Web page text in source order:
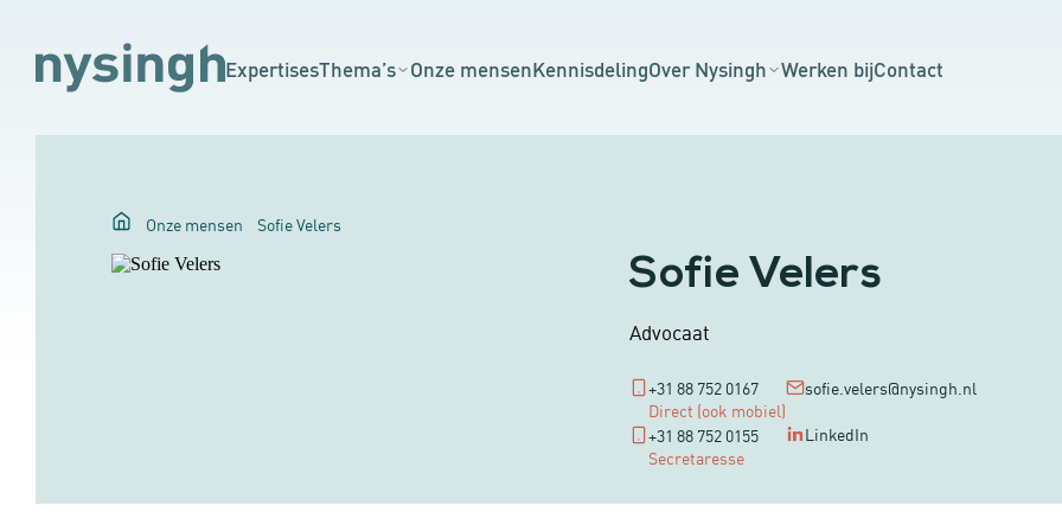
ExpertisesThema’s Onze mensenKennisdelingOver Nysingh Werken bijContact
Onze mensen Sofie Velers
Sofie Velers
Advocaat
+31 88 752 0167
Direct (ook mobiel)
+31 88 752 0155
Secretaresse
sofie.velers@nysingh.nl
LinkedIn